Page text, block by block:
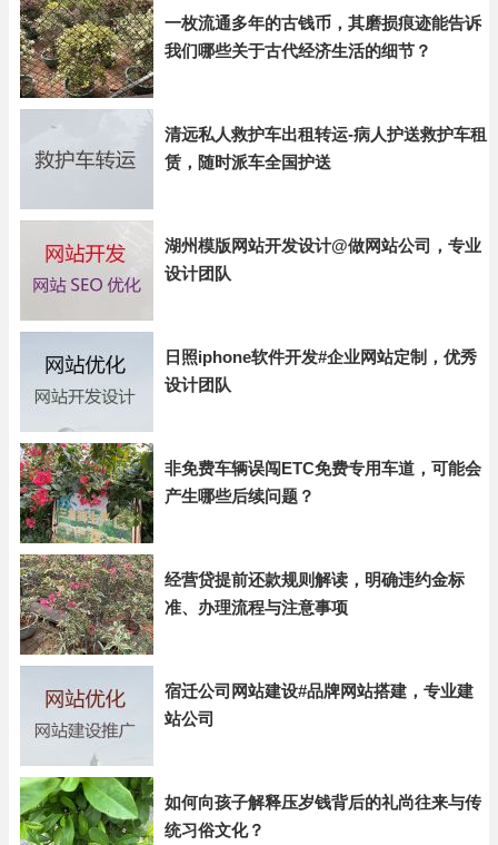
一枚流通多年的古钱币，其磨损痕迹能告诉
我们哪些关于古代经济生活的细节？
清远私人救护车出租转运-病人护送救护车租
赁，随时派车全国护送
湖州模版网站开发设计@做网站公司，专业
设计团队
日照iphone软件开发#企业网站定制，优秀
设计团队
非免费车辆误闯ETC免费专用车道，可能会
产生哪些后续问题？
经营贷提前还款规则解读，明确违约金标
准、办理流程与注意事项
宿迁公司网站建设#品牌网站搭建，专业建
站公司
如何向孩子解释压岁钱背后的礼尚往来与传
统习俗文化？